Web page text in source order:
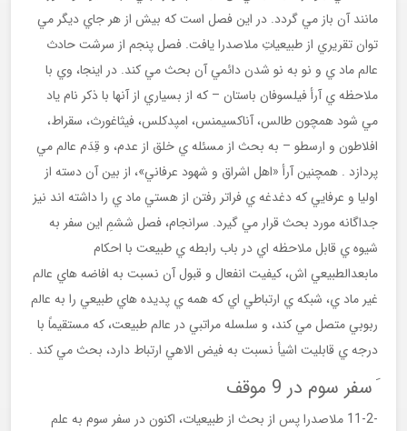
مانند آن باز مي گردد. در اين فصل است كه بيش از هر جاي ديگر مي
توان تقريري از طبيعياتِ ملاصدرا يافت. فصل پنجم از سرشت حادث
عالم ماد ي و نو به نو شدن دائمي آن بحث مي كند. در اينجا، وي با
ملاحظه ي آرأ فيلسوفان باستان – كه از بسياري از آنها با ذكر نام ياد
مي شود همچون طالس، آناكسيمنس، امپدكلس، فيثاغورث، سقراط،
افلاطون و ارسطو – به بحث از مسئله ي خلق از عدم، و قِدَم عالم مي
پردازد . همچنين آرأ «اهل اشراق و شهود عرفاني»، از بين آن دسته از
اوليا و عرفايي كه دغدغه ي فراتر رفتن از هستي ماد ي را داشته اند نيز
جداگانه مورد بحث قرار مي گيرد. سرانجام، فصل ششمِ اين سفر به
شيوه ي قابل ملاحظه اي در باب رابطه ي طبيعت با احكام
مابعدالطبيعي اش، كيفيت انفعال و قبول آن نسبت به افاضه هاي عالم
غير ماد ي، شبكه ي ارتباطي اي كه همه ي پديده هاي طبيعي را به عالم
ربوبي متصل مي كند، و سلسله مراتبي در عالم طبيعت، كه مستقيماً با
درجه ي قابليت اشيأ نسبت به فيض الاهي ارتباط دارد، بحث مي كند .
َ سفر سوم در 9 موقف
-11-2 ملاصدرا پس از بحث از طبيعيات، اكنون در سفر سوم به علم